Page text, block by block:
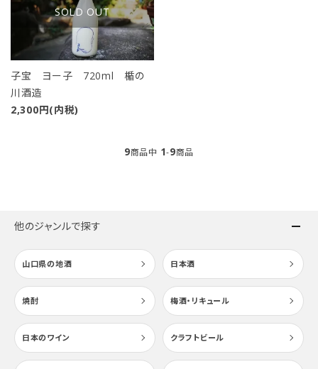
SOLD OUT
子宝 ヨー子 720ml 楯の
川酒造
2,300円(内税)
9商品中 1-9商品
他のジャンルで探す
山口県の地酒 日本酒
焼酎 梅酒・リキュール
日本のワイン クラフトビール